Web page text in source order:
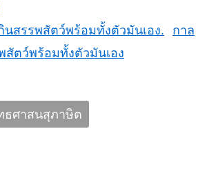
กาล
สัตว์พร้อมทั้งตัวมันเอง
ธศาสนสุภาษิต